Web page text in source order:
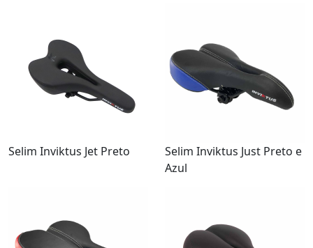
Selim Inviktus Jet Preto
Selim Inviktus Just Preto e
Azul